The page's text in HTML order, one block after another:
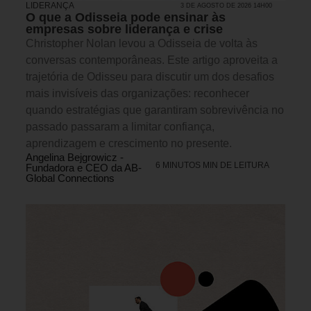
LIDERANÇA 3 DE AGOSTO DE 2026 14H00
O que a Odisseia pode ensinar às
empresas sobre liderança e crise
Christopher Nolan levou a Odisseia de volta às
conversas contemporâneas. Este artigo aproveita a
trajetória de Odisseu para discutir um dos desafios
mais invisíveis das organizações: reconhecer
quando estratégias que garantiram sobrevivência no
passado passaram a limitar confiança,
aprendizagem e crescimento no presente.
Angelina Bejgrowicz -
Fundadora e CEO da AB-
Global Connections
6 MINUTOS MIN DE LEITURA